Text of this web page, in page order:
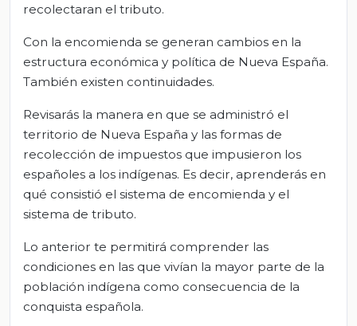
recolectaran el tributo.
Con la encomienda se generan cambios en la
estructura económica y política de Nueva España.
También existen continuidades.
Revisarás la manera en que se administró el
territorio de Nueva España y las formas de
recolección de impuestos que impusieron los
españoles a los indígenas. Es decir, aprenderás en
qué consistió el sistema de encomienda y el
sistema de tributo.
Lo anterior te permitirá comprender las
condiciones en las que vivían la mayor parte de la
población indígena como consecuencia de la
conquista española.